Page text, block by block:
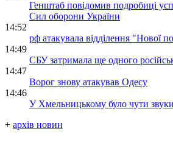
Генштаб повідомив подробиці
Сил оборони України
14:52
рф атакувала відділення "Нової
14:49
СБУ затримала ще одного
14:47
Ворог знову атакував Одесу
14:46
У Хмельницькому було чути
+ архів новин